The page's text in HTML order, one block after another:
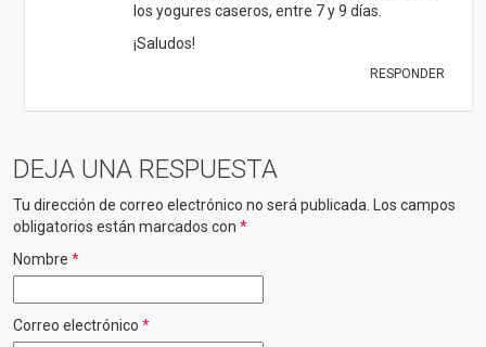
los yogures caseros, entre 7 y 9 días.
¡Saludos!
RESPONDER
DEJA UNA RESPUESTA
Tu dirección de correo electrónico no será publicada.
Los campos
obligatorios están marcados con *
Nombre *
Correo electrónico *